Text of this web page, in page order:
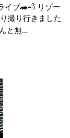
イブ🚗💨 リゾー
撮り行きました
と無...